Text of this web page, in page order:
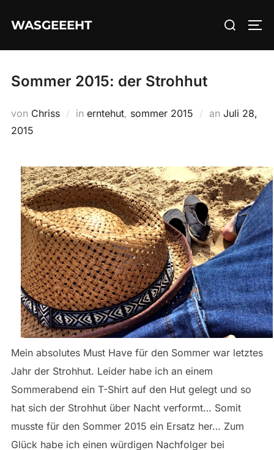
InhaltWASGEEEHT
Suchen
Sommer 2015: der Strohhut
von Chriss in erntehut, sommer 2015 an Juli 28,
2015
Mein absolutes Must Have für den Sommer war letztes
Jahr der Strohhut. Leider habe ich an einem
Sommerabend ein T-Shirt auf den Hut gelegt und so
hat sich der Strohhut über Nacht verformt… Somit
musste für den Sommer 2015 ein Ersatz her… Zum
Glück habe ich einen würdigen Nachfolger bei